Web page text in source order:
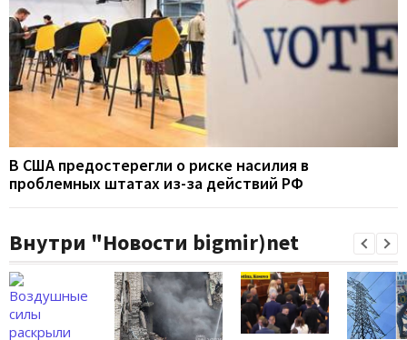
В США предостерегли о риске насилия в
проблемных штатах из-за действий РФ
Внутри "Новости bigmir)net